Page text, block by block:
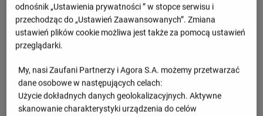
odnośnik „Ustawienia prywatności ” w stopce serwisu i
przechodząc do „Ustawień Zaawansowanych”. Zmiana
ustawień plików cookie możliwa jest także za pomocą ustawień
przeglądarki.
My, nasi Zaufani Partnerzy i Agora S.A. możemy przetwarzać
dane osobowe w następujących celach:
Użycie dokładnych danych geolokalizacyjnych. Aktywne
skanowanie charakterystyki urządzenia do celów